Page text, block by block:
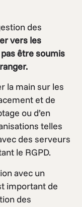
des
vers les
être soumis
la main sur les
et de
ou d’en
telles
des serveurs
le RGPD.
avec un
important de
des